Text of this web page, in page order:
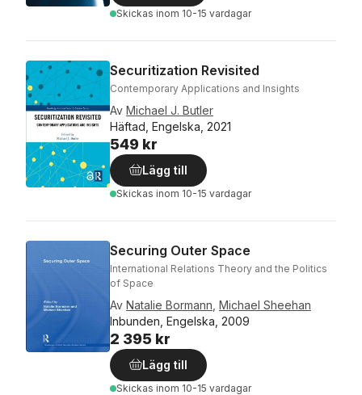
Skickas inom 10-15 vardagar
Securitization Revisited
Contemporary Applications and Insights
Av Michael J. Butler
Häftad, Engelska, 2021
549 kr
Lägg till
Skickas inom 10-15 vardagar
Securing Outer Space
International Relations Theory and the Politics
of Space
Av Natalie Bormann Michael Sheehan
Inbunden, Engelska, 2009
2 395 kr
Lägg till
Skickas inom 10-15 vardagar